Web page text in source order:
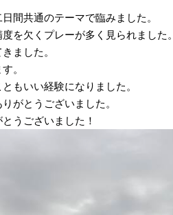
間共通のテーマで臨みました。
を欠くプレーが多く見られました。
ました。
。
もいい経験になりました。
がとうございました。
うございました！